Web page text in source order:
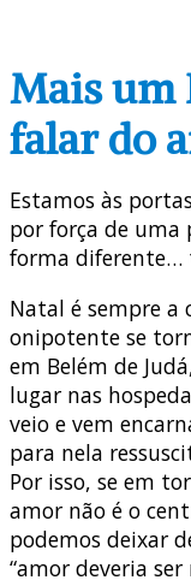
Mais um
falar do
Estamos às
por força de uma
forma diferente…
Natal é sempre a
onipotente se
em Belém de
lugar nas
veio e vem
para nela
Por isso, se em
amor não é o
podemos deixar
“amor deveria